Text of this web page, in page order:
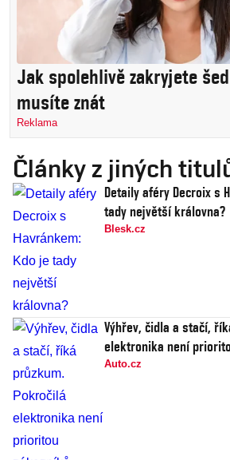
Jak spolehlivě zakryjete
musíte znát
Reklama
Články z jiných
Detaily aféry Decroix s
tady největší královna?
Blesk.cz
Výhřev, čidla a stačí,
elektronika není
Auto.cz